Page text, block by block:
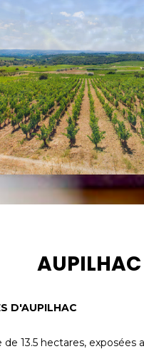
AUPILHAC
D'AUPILHAC
13.5 hectares, exposées